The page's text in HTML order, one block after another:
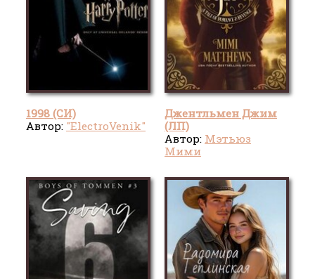
1998 (СИ)
Автор: "ElectroVenik"
Джентльмен Джим
(ЛП)
Автор: Мэтьюз
Мими